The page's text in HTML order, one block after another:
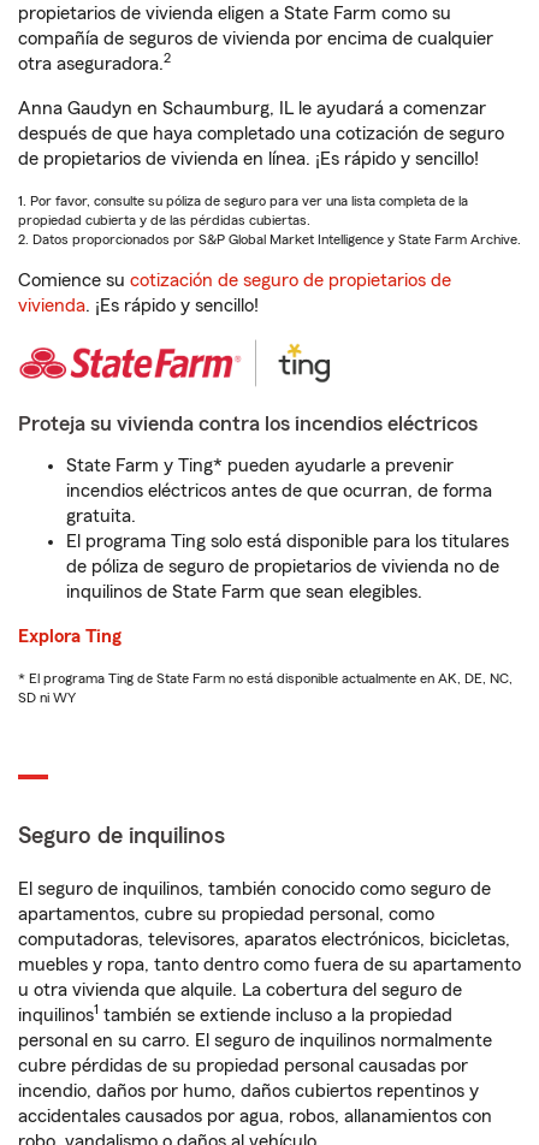
propietarios de vivienda eligen a State Farm como su
compañía de seguros de vivienda por encima de cualquier
otra aseguradora.2
Anna Gaudyn en Schaumburg, IL le ayudará a comenzar
después de que haya completado una cotización de seguro
de propietarios de vivienda en línea. ¡Es rápido y sencillo!
1. Por favor, consulte su póliza de seguro para ver una lista completa de la
propiedad cubierta y de las pérdidas cubiertas.
2. Datos proporcionados por S&P Global Market Intelligence y State Farm Archive.
Comience su cotización de seguro de propietarios de
vivienda. ¡Es rápido y sencillo!
Proteja su vivienda contra los incendios eléctricos
State Farm y Ting* pueden ayudarle a prevenir
incendios eléctricos antes de que ocurran, de forma
gratuita.
El programa Ting solo está disponible para los titulares
de póliza de seguro de propietarios de vivienda no de
inquilinos de State Farm que sean elegibles.
Explora Ting
* El programa Ting de State Farm no está disponible actualmente en AK, DE, NC,
SD ni WY
Seguro de inquilinos
El seguro de inquilinos, también conocido como seguro de
apartamentos, cubre su propiedad personal, como
computadoras, televisores, aparatos electrónicos, bicicletas,
muebles y ropa, tanto dentro como fuera de su apartamento
u otra vivienda que alquile. La cobertura del seguro de
inquilinos1 también se extiende incluso a la propiedad
personal en su carro. El seguro de inquilinos normalmente
cubre pérdidas de su propiedad personal causadas por
incendio, daños por humo, daños cubiertos repentinos y
accidentales causados por agua, robos, allanamientos con